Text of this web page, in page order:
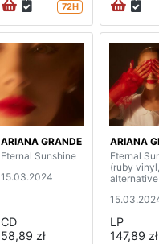
72H
ARIANA GRANDE
Eternal Sunshine
15.03.2024
CD
58,89 zł
ARIANA
Eternal
(ruby vinyl,
LP
147,89 zł